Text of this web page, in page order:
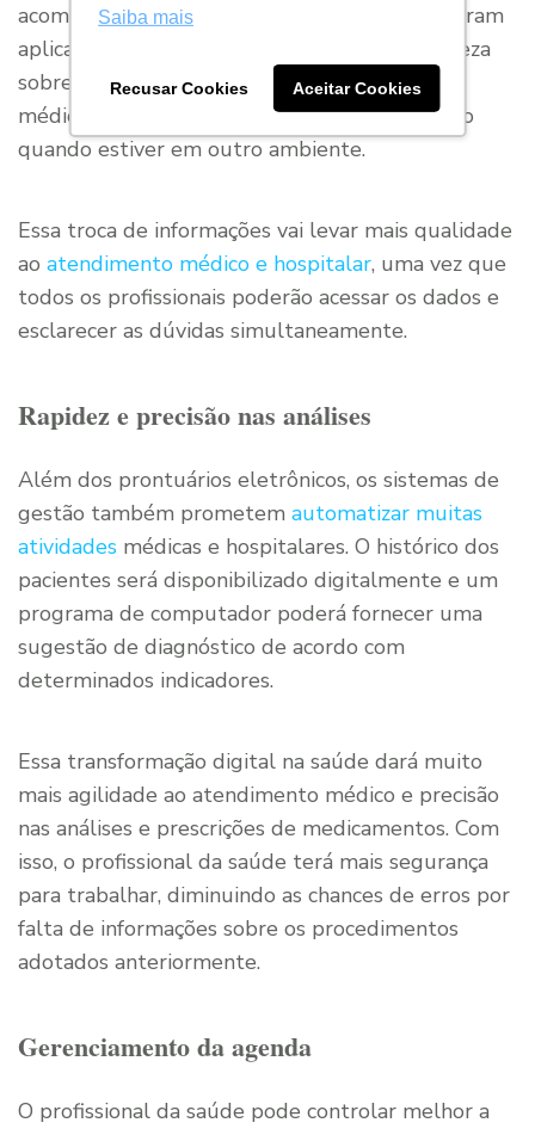
Saiba mais
Recusar Cookies Aceitar Cookies
acompanhar no painel de checagem se eles foram
aplicados no paciente. O enfermeiro terá certeza
sobre a correta administração das doses e o
médico poderá verificar o atendimento mesmo
quando estiver em outro ambiente.
Essa troca de informações vai levar mais qualidade
ao atendimento médico e hospitalar, uma vez que
todos os profissionais poderão acessar os dados e
esclarecer as dúvidas simultaneamente.
Rapidez e precisão nas análises
Além dos prontuários eletrônicos, os sistemas de
gestão também prometem automatizar muitas
atividades médicas e hospitalares. O histórico dos
pacientes será disponibilizado digitalmente e um
programa de computador poderá fornecer uma
sugestão de diagnóstico de acordo com
determinados indicadores.
Essa transformação digital na saúde dará muito
mais agilidade ao atendimento médico e precisão
nas análises e prescrições de medicamentos. Com
isso, o profissional da saúde terá mais segurança
para trabalhar, diminuindo as chances de erros por
falta de informações sobre os procedimentos
adotados anteriormente.
Gerenciamento da agenda
O profissional da saúde pode controlar melhor a